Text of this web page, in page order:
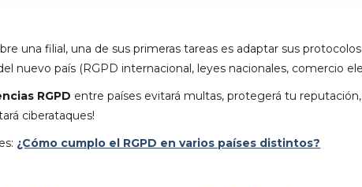
una filial, una de sus primeras tareas es adaptar sus
nuevo país (RGPD internacional, leyes nacionales, comercio
RGPD entre países evitará multas, protegerá tu
ciberataques!
¿Cómo cumplo el RGPD en varios países distintos?